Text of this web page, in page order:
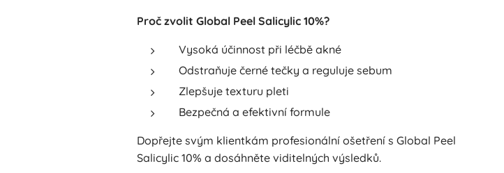
Proč zvolit Global Peel Salicylic 10%?
Vysoká účinnost při léčbě akné
Odstraňuje černé tečky a reguluje sebum
Zlepšuje texturu pleti
Bezpečná a efektivní formule
Dopřejte svým klientkám profesionální ošetření s Global Peel
Salicylic 10% a dosáhněte viditelných výsledků.